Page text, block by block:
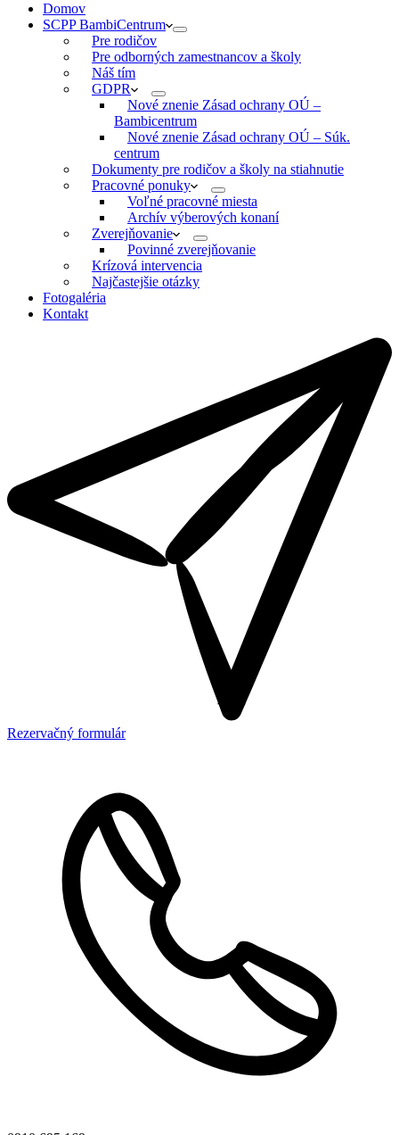
Domov
SCPP BambiCentrum
Pre rodičov
Pre odborných zamestnancov a školy
Náš tím
GDPR
Nové znenie Zásad ochrany OÚ –
Bambicentrum
Nové znenie Zásad ochrany OÚ – Súk.
centrum
Dokumenty pre rodičov a školy na stiahnutie
Pracovné ponuky
Voľné pracovné miesta
Archív výberových konaní
Zverejňovanie
Povinné zverejňovanie
Krízová intervencia
Najčastejšie otázky
Fotogaléria
Kontakt
Rezervačný formulár